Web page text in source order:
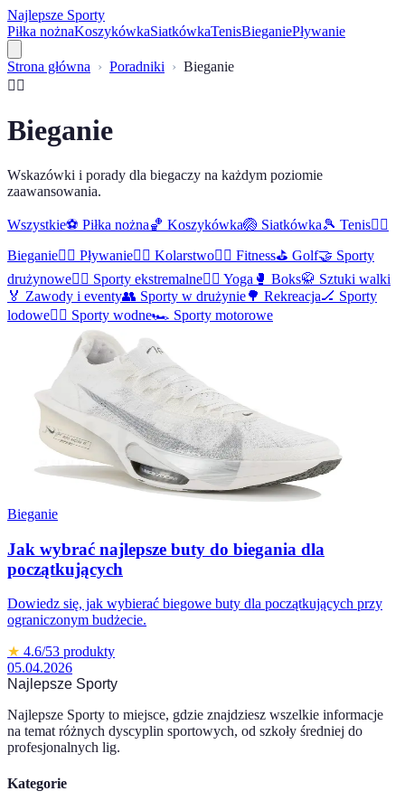
Najlepsze Sporty
Piłka nożnaKoszykówkaSiatkówkaTenisBieganiePływanie
Strona główna Poradniki
Bieganie
🏃‍♂️
Bieganie
Wskazówki i porady dla biegaczy na każdym poziomie
zaawansowania.
Wszystkie⚽ Piłka nożna🏀 Koszykówka🏐 Siatkówka🎾 Tenis🏃‍♂️
Bieganie🏊‍♀️ Pływanie🚴‍♀️ Kolarstwo🏋️‍♂️ Fitness⛳ Golf🤝 Sporty
drużynowe🏄‍♀️ Sporty ekstremalne🧘‍♀️ Yoga 🥊 Boks🥋 Sztuki walki
🏅 Zawody i eventy👥 Sporty w drużynie🌳 Rekreacja🏒 Sporty
lodowe🏄‍♂️ Sporty wodne🏎️ Sporty motorowe
Bieganie
Jak wybrać najlepsze buty do biegania dla
początkujących
Dowiedz się, jak wybierać biegowe buty dla początkujących przy
ograniczonym budżecie.
★ 4.6/53 produkty
05.04.2026
Najlepsze Sporty
Najlepsze Sporty to miejsce, gdzie znajdziesz wszelkie informacje
na temat różnych dyscyplin sportowych, od szkoły średniej do
profesjonalnych lig.
Kategorie